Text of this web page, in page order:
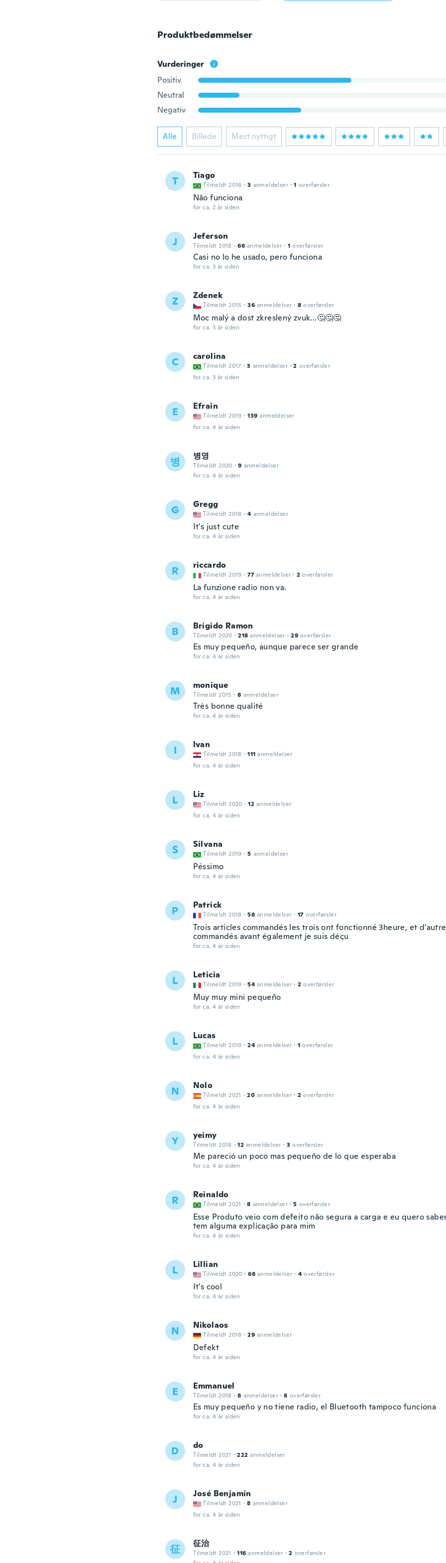
Produktbedømmelser
Vurderinger
Positiv
Neutral
Negativ
Alle Billede Mest nyttigt
T Tiago
Tilmeldt 2016 · 3 anmeldelser · 1 overførsler
Não funciona
for ca. 2 år siden
J Jeferson
Tilmeldt 2018 · 66 anmeldelser · 1 overførsler
Casi no lo he usado, pero funciona
for ca. 3 år siden
Z Zdenek
Tilmeldt 2015 · 36 anmeldelser · 8 overførsler
Moc malý a dost zkreslený zvuk...🤔🤔🤔
for ca. 3 år siden
C carolina
Tilmeldt 2017 · 3 anmeldelser · 2 overførsler
for ca. 3 år siden
E Efrain
Tilmeldt 2019 · 139 anmeldelser
for ca. 4 år siden
병 병영
Tilmeldt 2020 · 9 anmeldelser
for ca. 4 år siden
G Gregg
Tilmeldt 2018 · 4 anmeldelser
It's just cute
for ca. 4 år siden
R riccardo
Tilmeldt 2019 · 77 anmeldelser · 2 overførsler
La funzione radio non va.
for ca. 4 år siden
B Brígido Ramon
Tilmeldt 2020 · 218 anmeldelser · 29 overførsler
Es muy pequeño, aunque parece ser grande
for ca. 4 år siden
M monique
Tilmeldt 2015 · 8 anmeldelser
Très bonne qualité
for ca. 4 år siden
I Ivan
Tilmeldt 2018 · 111 anmeldelser
for ca. 4 år siden
L Liz
Tilmeldt 2020 · 12 anmeldelser
for ca. 4 år siden
S Silvana
Tilmeldt 2019 · 5 anmeldelser
Péssimo
for ca. 4 år siden
P Patrick
Tilmeldt 2018 · 58 anmeldelser · 17 overførsler
Trois articles commandés les trois ont fonctionné 3heure, et
commandés avant également je suis déçu
for ca. 4 år siden
L Leticia
Tilmeldt 2019 · 54 anmeldelser · 2 overførsler
Muy muy mini pequeño
for ca. 4 år siden
L Lucas
Tilmeldt 2019 · 24 anmeldelser · 1 overførsler
for ca. 4 år siden
N Nolo
Tilmeldt 2021 · 20 anmeldelser · 2 overførsler
for ca. 4 år siden
Y yeimy
Tilmeldt 2018 · 12 anmeldelser · 3 overførsler
Me pareció un poco mas pequeño de lo que esperaba
for ca. 4 år siden
R Reinaldo
Tilmeldt 2021 · 8 anmeldelser · 5 overførsler
Esse Produto veio com defeito não segura a carga e eu quero
tem alguma explicação para mim
for ca. 4 år siden
L Lillian
Tilmeldt 2020 · 68 anmeldelser · 4 overførsler
It's cool
for ca. 4 år siden
N Nikolaos
Tilmeldt 2018 · 29 anmeldelser
Defekt
for ca. 4 år siden
E Emmanuel
Tilmeldt 2018 · 8 anmeldelser · 8 overførsler
Es muy pequeño y no tiene radio, el Bluetooth tampoco funciona
for ca. 4 år siden
D do
Tilmeldt 2021 · 222 anmeldelser
for ca. 4 år siden
J José Benjamín
Tilmeldt 2021 · 8 anmeldelser
for ca. 4 år siden
征 征治
Tilmeldt 2021 · 116 anmeldelser · 2 overførsler